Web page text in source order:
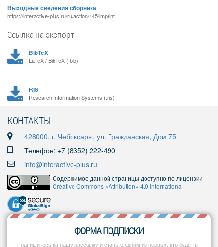
Выходные сведения сборника
https://interactive-plus.ru/ru/action/145/imprint
Ссылка на экспорт
BibTeX
LaTeX / BibTeX (.bib)
RIS
Research Information Systems (.ris)
КОНТАКТЫ
428000, г. Чебоксары, ул. Гражданская, Дом 75
Телефон: +7 (8352) 222-490
info@interactive-plus.ru
Содержимое данной страницы доступно по лицензии
Creative Commons «Attribution» 4.0 International
ФОРМА ПОДПИСКИ
Подпишитесь на нашу рассылку и станьте одним из первых, кто будет в